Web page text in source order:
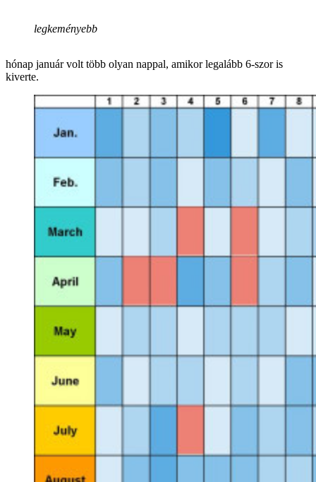
legkeményebb
hónap január volt több olyan nappal, amikor legalább 6-szor is
kiverte.